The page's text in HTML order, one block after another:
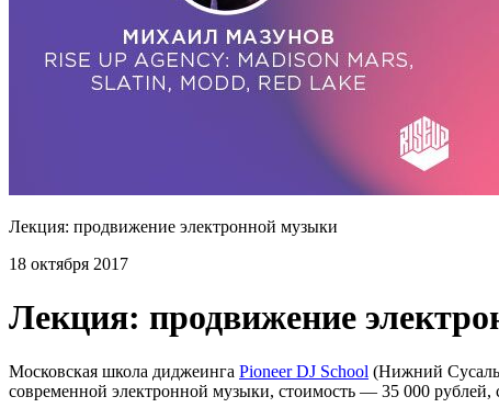
Лекция: продвижение электронной музыки
18 октября 2017
Лекция: продвижение
Московская школа диджеинга Pioneer DJ School (Нижний
современной электронной музыки, стоимость — 35 000